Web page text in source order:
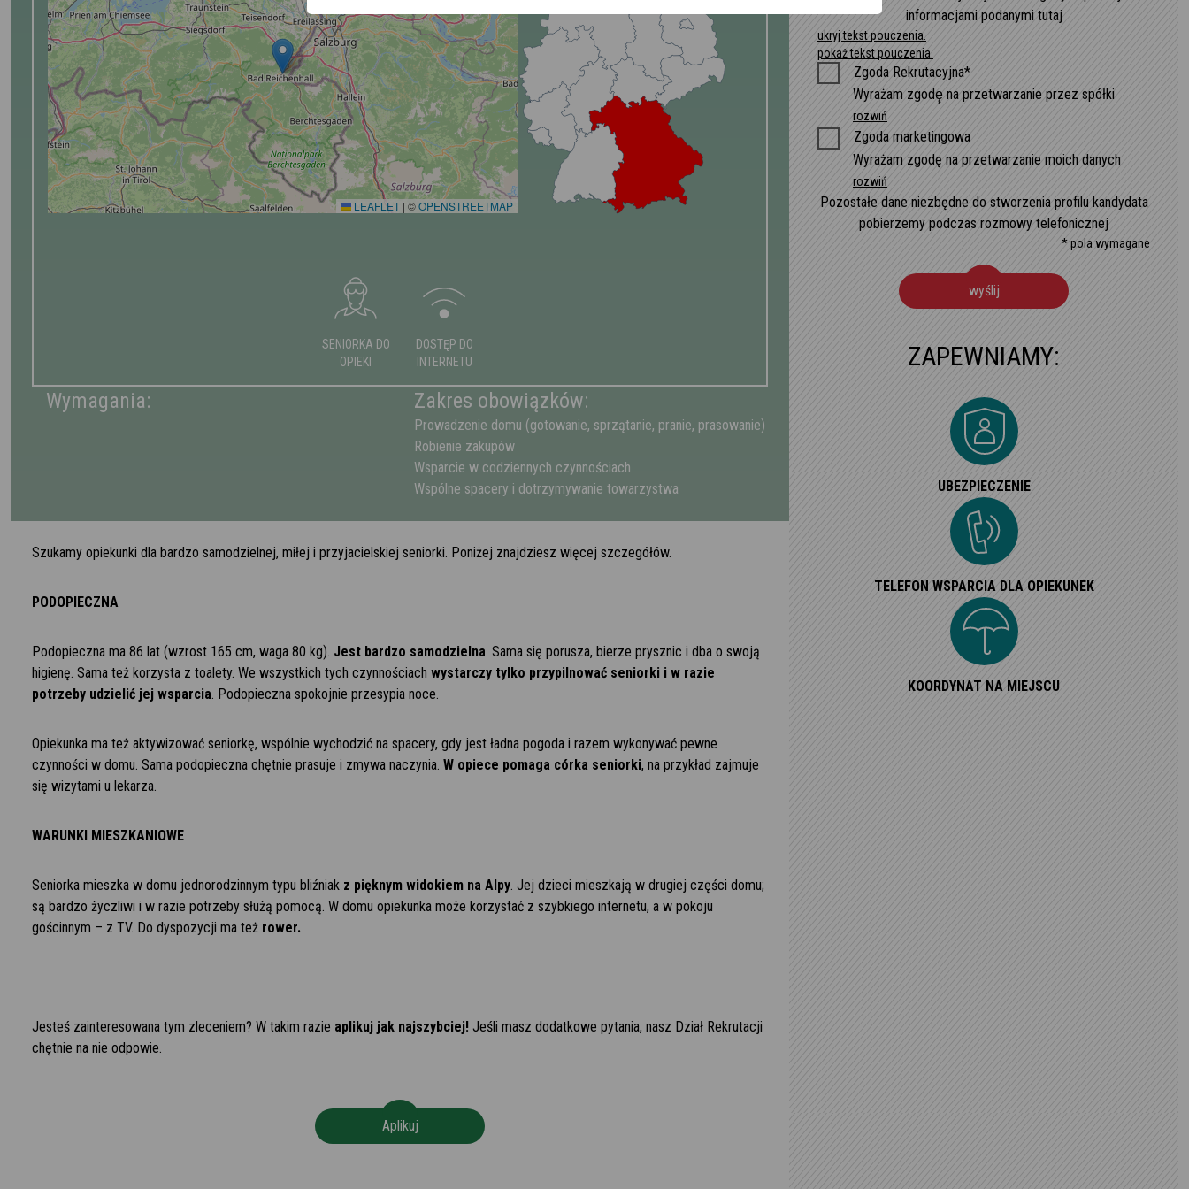
LEAFLET | ©OPENSTREETMAP
SENIORKA DO
OPIEKI
DOSTĘP DO
INTERNETU
Wymagania: Zakres obowiązków:
Prowadzenie domu (gotowanie, sprzątanie, pranie, prasowanie)
Robienie zakupów
Wsparcie w codziennych czynnościach
Wspólne spacery i dotrzymywanie towarzystwa
Szukamy opiekunki dla bardzo samodzielnej, miłej i przyjacielskiej seniorki. Poniżej znajdziesz więcej szczegółów.
PODOPIECZNA
Podopieczna ma 86 lat (wzrost 165 cm, waga 80 kg). Jest bardzo samodzielna. Sama się porusza, bierze prysznic i dba o swoją
higienę. Sama też korzysta z toalety. We wszystkich tych czynnościach wystarczy tylko przypilnować seniorki i w razie
potrzeby udzielić jej wsparcia. Podopieczna spokojnie przesypia noce.
Opiekunka ma też aktywizować seniorkę, wspólnie wychodzić na spacery, gdy jest ładna pogoda i razem wykonywać pewne
czynności w domu. Sama podopieczna chętnie prasuje i zmywa naczynia. W opiece pomaga córka seniorki, na przykład zajmuje
się wizytami u lekarza.
WARUNKI MIESZKANIOWE
Seniorka mieszka w domu jednorodzinnym typu bliźniak z pięknym widokiem na Alpy. Jej dzieci mieszkają w drugiej części domu;
są bardzo życzliwi i w razie potrzeby służą pomocą. W domu opiekunka może korzystać z szybkiego internetu, a w pokoju
gościnnym – z TV. Do dyspozycji ma też rower.
Jesteś zainteresowana tym zleceniem? W takim razie aplikuj jak najszybciej! Jeśli masz dodatkowe pytania, nasz Dział Rekrutacji
chętnie na nie odpowie.
Aplikuj
informacjami podanymi tutaj
ukryj tekst pouczenia.
pokaż tekst pouczenia.
Zgoda Rekrutacyjna*
Wyrażam zgodę̨ na przetwarzanie przez spółki
rozwiń
Zgoda marketingowa
Wyrażam zgodę na przetwarzanie moich danych
rozwiń
Pozostałe dane niezbędne do stworzenia profilu kandydata
pobierzemy podczas rozmowy telefonicznej
* pola wymagane
wyślij
ZAPEWNIAMY:
UBEZPIECZENIE
TELEFON WSPARCIA DLA OPIEKUNEK
KOORDYNAT NA MIEJSCU